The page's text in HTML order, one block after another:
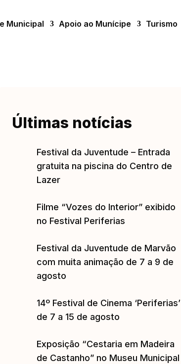
Municipal Apoio ao Munícipe Turismo
Últimas notícias
Festival da Juventude – Entrada
gratuita na piscina do Centro de
Lazer
Filme “Vozes do Interior” exibido
no Festival Periferias
Festival da Juventude de Marvão
com muita animação de 7 a 9 de
agosto
14º Festival de Cinema ‘Periferias’
de 7 a 15 de agosto
Exposição “Cestaria em Madeira
de Castanho” no Museu Municipal